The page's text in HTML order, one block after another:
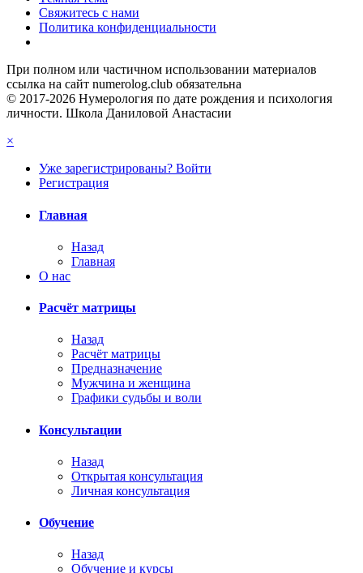
Свяжитесь с нами
Политика конфиденциальности
При полном или частичном использовании материалов
ссылка на сайт numerolog.club обязательна
© 2017-2026 Нумерология по дате рождения и психология
личности. Школа Даниловой Анастасии
×
Уже зарегистрированы? Войти
Регистрация
Главная
Назад
Главная
О нас
Расчёт матрицы
Назад
Расчёт матрицы
Предназначение
Мужчина и женщина
Графики судьбы и воли
Консультации
Назад
Открытая консультация
Личная консультация
Обучение
Назад
Обучение и курсы